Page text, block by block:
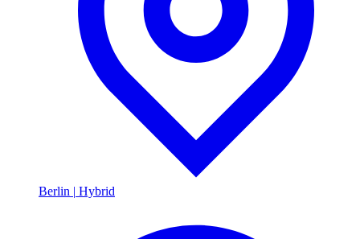
Berlin | Hybrid